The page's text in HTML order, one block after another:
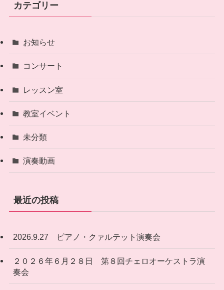
カテゴリー
お知らせ
コンサート
レッスン室
教室イベント
未分類
演奏動画
最近の投稿
2026.9.27 ピアノ・クァルテット演奏会
２０２６年６月２８日 第８回チェロオーケストラ演
奏会